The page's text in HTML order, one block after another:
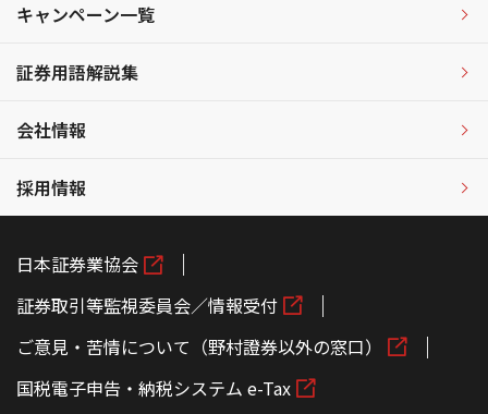
キャンペーン一覧
証券用語解説集
会社情報
採用情報
日本証券業協会
証券取引等監視委員会／情報受付
ご意見・苦情について（野村證券以外の窓口）
国税電子申告・納税システム e-Tax